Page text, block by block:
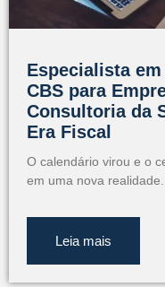
Especialista
CBS para
Consultoria da
Era Fiscal
O calendário virou e o
em uma nova
Leia mais